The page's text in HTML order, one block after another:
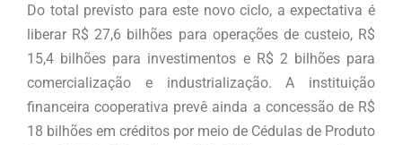
Do total previsto para este novo ciclo, a expectativa é
liberar R$ 27,6 bilhões para operações de custeio, R$
15,4 bilhões para investimentos e R$ 2 bilhões para
comercialização e industrialização. A instituição
financeira cooperativa prevê ainda a concessão de R$
18 bilhões em créditos por meio de Cédulas de Produto